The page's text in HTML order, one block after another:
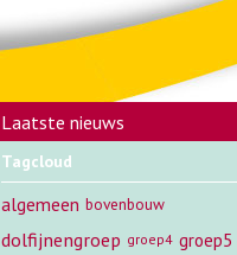
Laatste nieuws
Tagcloud
algemeen bovenbouw
dolfijnengroep groep4 groep5